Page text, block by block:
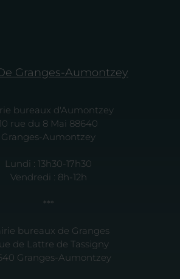
Granges-Aumontzey
bureaux d'Aumontzey
10 rue du 8 Mai 88640
Granges-Aumontzey
Lundi : 13h30-17h30
Vendredi : 8h-12h
***
bureaux de Granges
de Lattre de Tassigny
Granges-Aumontzey